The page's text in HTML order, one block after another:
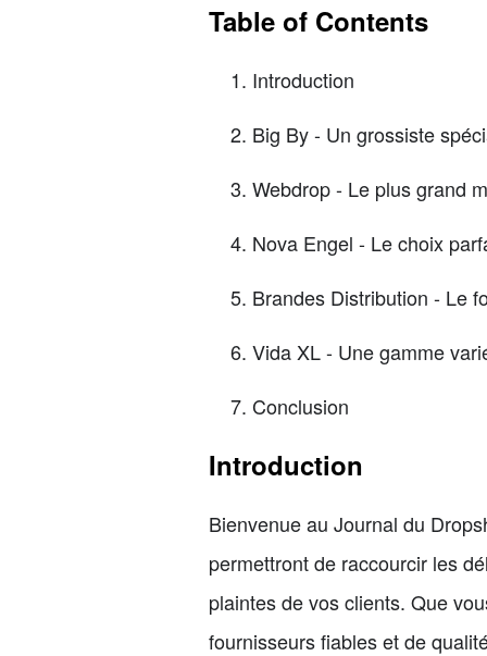
Table of Contents
Introduction
Big By - Un grossiste
Webdrop - Le plus grand
Nova Engel - Le choix
Brandes Distribution - Le
Vida XL - Une gamme
Conclusion
Introduction
Bienvenue au Journal du
permettront de raccourcir les
plaintes de vos clients. Que
fournisseurs fiables et de